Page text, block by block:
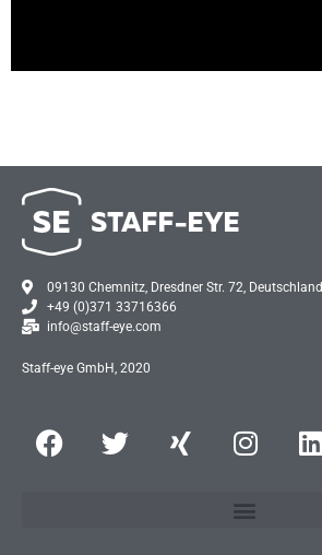
09130 Chemnitz, Dresdner Str. 72, Deutschland
+49 (0)371 33716366
info@staff-eye.com
Staff-eye GmbH, 2020